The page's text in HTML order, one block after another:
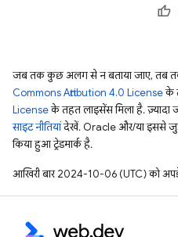
जब तक कुछ अलग से न बताया जाए, तब
Commons Attribution 4.0 Licenseके
Licenseके तहत लाइसेंस मिला है. ज़्यादा
साइट नीतियांदेखें. Oracle और/या इससे
किया हुआ ट्रेडमार्क है.
आखिरी बार 2024-10-06 (UTC) को